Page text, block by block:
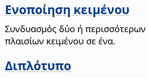
Ενοποίηση κειμένου
Συνδυασμός δύο ή περισσότερων
πλαισίων κειμένου σε ένα.
Διπλότυπο